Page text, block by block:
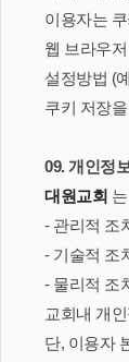
이용자는
웹 브라우
설정방법 (
쿠키 저장
09. 개인정
대원교회
- 관리적 조
- 기술적 조
- 물리적 조
교회내 개
단, 이용자